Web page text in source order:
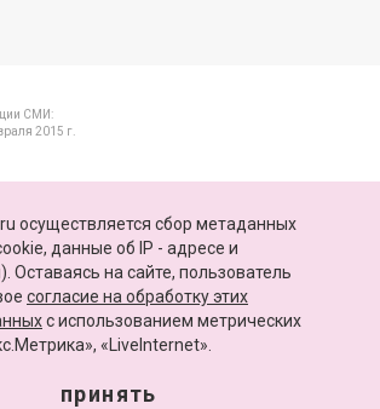
СМИ:
2015 г.
поддержке Министерства цифрового развития,
осуществляется сбор метаданных
данные об IP - адресе и
Оставаясь на сайте, пользователь
согласие на обработку этих
c использованием метрических
«LiveInternet».
принять